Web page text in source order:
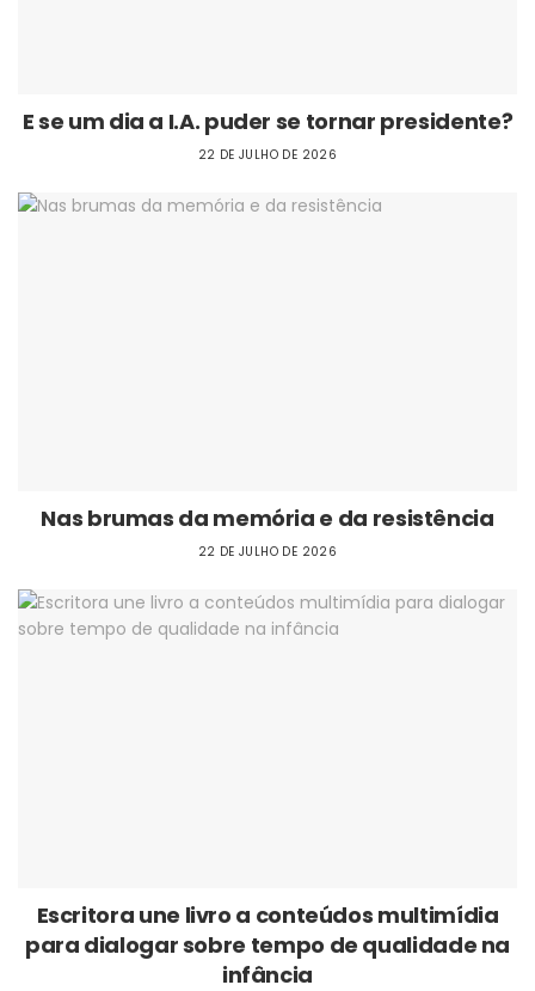
E se um dia a I.A. puder se tornar presidente?
22 DE JULHO DE 2026
Nas brumas da memória e da resistência
22 DE JULHO DE 2026
Escritora une livro a conteúdos multimídia
para dialogar sobre tempo de qualidade na
infância